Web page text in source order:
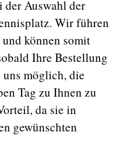
der Auswahl der
Wir führen
können somit
Ihre Bestellung
uns möglich, die
Tag zu Ihnen zu
da sie in
gewünschten